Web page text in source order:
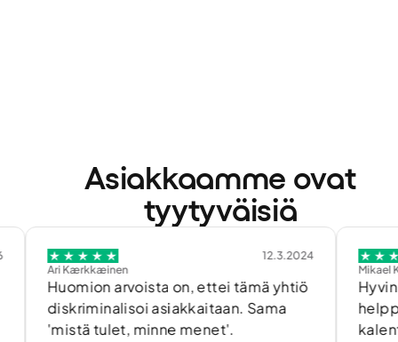
Asiakkaamme ovat
tyytyväisiä
Kærkkæinen
arvoista on, ettei tämä yhtiö
asiakkaitaan. Sama
tulet, minne menet'.
Mikael Kytönen
Hyvin
helppoa.
kalenterin